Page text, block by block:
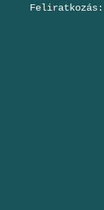
Feliratkozás: